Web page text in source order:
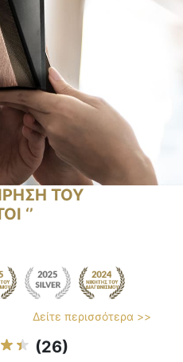
ΤΟΥ
‘’
Δείτε περισσότερα >>
(26)